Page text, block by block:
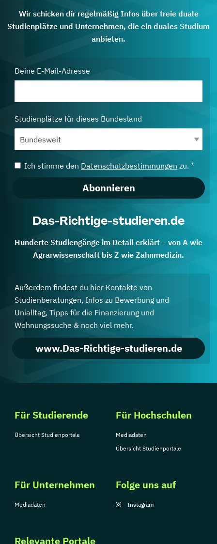
Wir schicken dir regelmäßig Infos über freie duale
Studienplätze und Unternehmen, die ein duales Studium
anbieten.
Deine E-Mail-Adresse
Studienplätze für dieses Bundesland
Ich stimme den Datenschutzbestimmungen zu. *
Abonnieren
Das-Richtige-studieren.de
Hunderte Studiengänge im Detail erklärt – von A wie
Agrarwissenschaft bis Z wie Zahnmedizin.
Außerdem findest du hier Kontakte von
Studienberatungen, Infos zu Bewerbung und
Unialltag, Tipps für die Finanzierung und
Wohnungssuche & noch viel mehr.
www.Das-Richtige-studieren.de
Für Studierende
Übersicht Studienportale
Für Hochschulen
Mediadaten
Übersicht Studienportale
Für Unternehmen
Mediadaten
Relevante Portale
Folge uns auf
Instagram